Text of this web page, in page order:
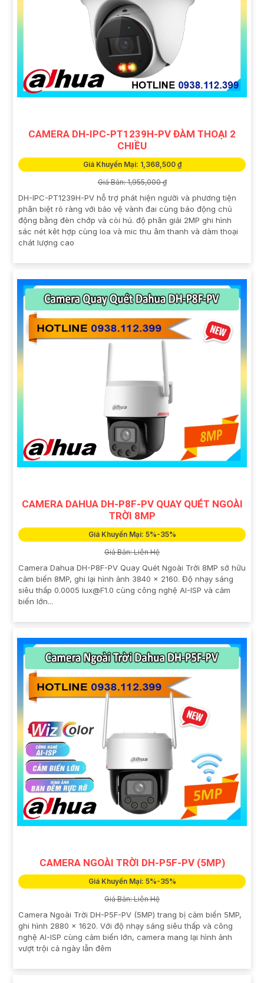
CAMERA DH-IPC-PT1239H-PV ĐÀM THOẠI 2
CHIỀU
Giá Khuyến Mại: 1,368,500 ₫
Giá Bán: 1,955,000 ₫
DH-IPC-PT1239H-PV hỗ trợ phát hiện người và phương tiện
phân biệt rõ ràng với bảo vệ vành đai cùng báo động chủ
động bằng đèn chớp và còi hú. độ phân giải 2MP ghi hình
sác nét kêt hợp cùng loa và mic thu âm thanh và dàm thoại
chát lượng cao
CAMERA DAHUA DH-P8F-PV QUAY QUÉT NGOÀI
TRỜI 8MP
Giá Khuyến Mại: 5%-35%
Giá Bán: Liên Hệ
Camera Dahua DH-P8F-PV Quay Quét Ngoài Trời 8MP sở hữu
cảm biến 8MP, ghi lại hình ảnh 3840 × 2160. Độ nhạy sáng
siêu thấp 0.0005 lux@F1.0 cùng công nghệ AI-ISP và cảm
biến lớn...
CAMERA NGOÀI TRỜI DH-P5F-PV (5MP)
Giá Khuyến Mại: 5%-35%
Giá Bán: Liên Hệ
Camera Ngoài Trời DH-P5F-PV (5MP) trang bị cảm biến 5MP,
ghi hình 2880 × 1620. Với độ nhạy sáng siêu thấp và công
nghệ AI-ISP cùng cảm biến lớn, camera mang lại hình ảnh
vượt trội cả ngày lẫn đêm